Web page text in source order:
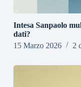
Intesa Sanpaolo
dati?
15 Marzo 2026
2